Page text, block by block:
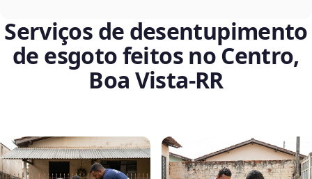
Serviços de desentupimento
de esgoto feitos no Centro,
Boa Vista‑RR